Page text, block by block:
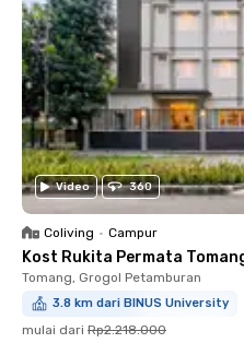
Video 360
Coliving • Campur
Kost Rukita Permata
Tomang, Grogol Petamburan
3.8 km dari BINUS University
mulai dari Rp2.218.000